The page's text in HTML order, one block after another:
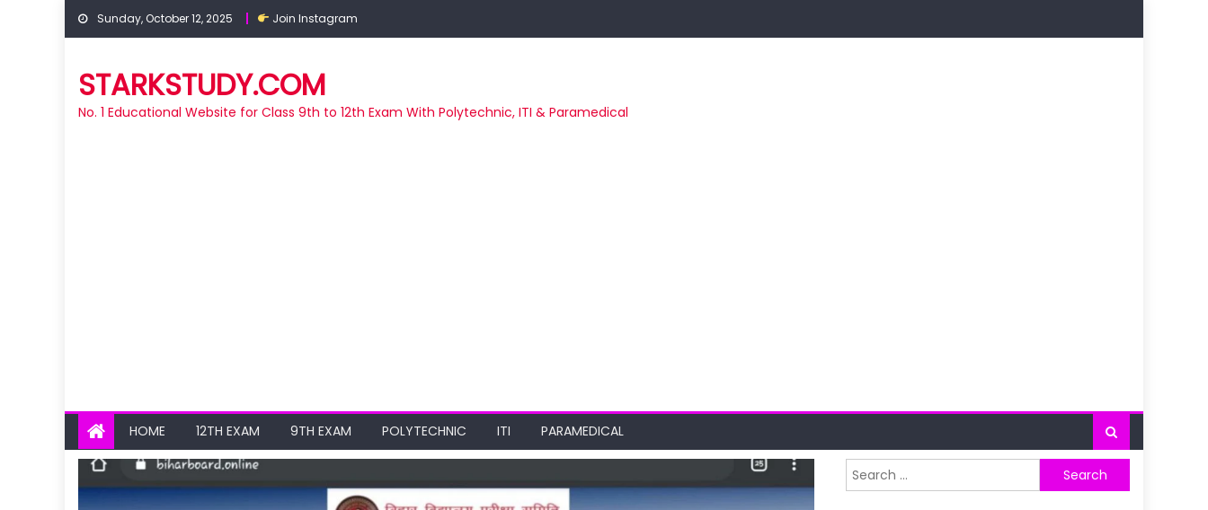
Skip
Sunday, October 12, 2025 Join Instagram
STARKSTUDY.COM
No. 1 Educational Website for Class 9th to 12th Exam With Polytechnic, ITI & Paramedical
HOME 12TH EXAM 9TH EXAM POLYTECHNIC ITI PARAMEDICAL
Search
for: